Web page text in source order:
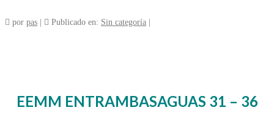
por pas Publicado en: Sin categoría
EEMM ENTRAMBASAGUAS 31 – 36